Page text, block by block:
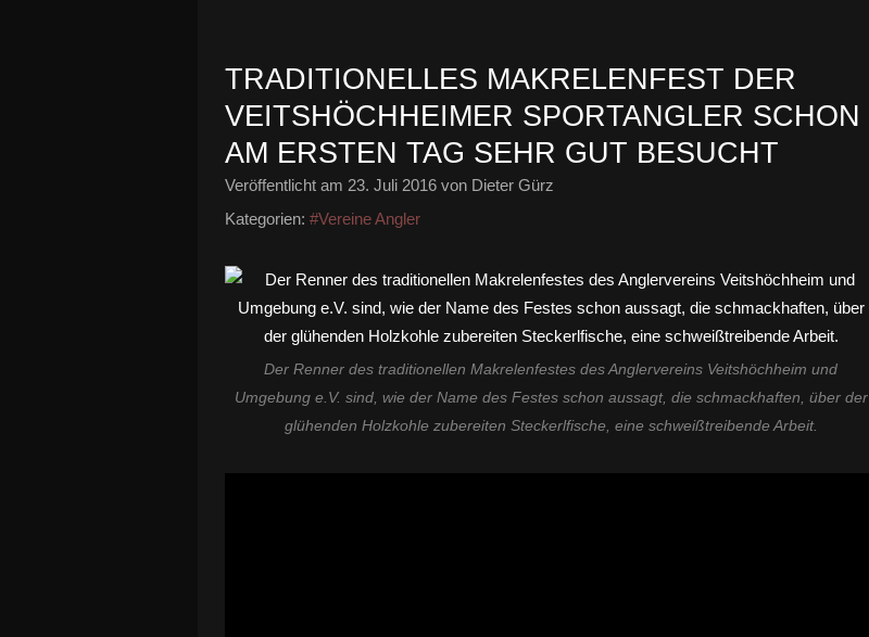
TRADITIONELLES MAKRELENFEST DER
VEITSHÖCHHEIMER SPORTANGLER SCHON
AM ERSTEN TAG SEHR GUT BESUCHT
Veröffentlicht am 23. Juli 2016 von Dieter Gürz
Kategorien: #Vereine Angler
Der Renner des traditionellen Makrelenfestes des Anglervereins Veitshöchheim und
Umgebung e.V. sind, wie der Name des Festes schon aussagt, die schmackhaften, über der
glühenden Holzkohle zubereiten Steckerlfische, eine schweißtreibende Arbeit.